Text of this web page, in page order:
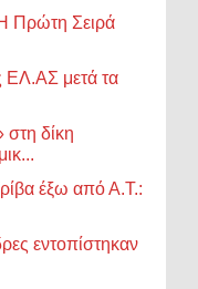
Πρώτη Σειρά
ΕΛ.ΑΣ μετά τα
δίκη
έξω από Α.Τ.:
εντοπίστηκαν